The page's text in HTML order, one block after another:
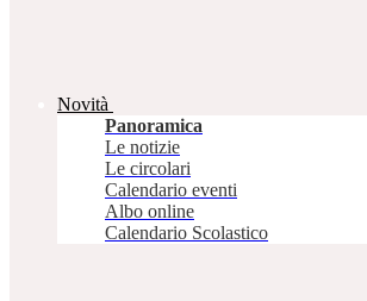
Novità
Panoramica
Le notizie
Le circolari
Calendario eventi
Albo online
Calendario Scolastico